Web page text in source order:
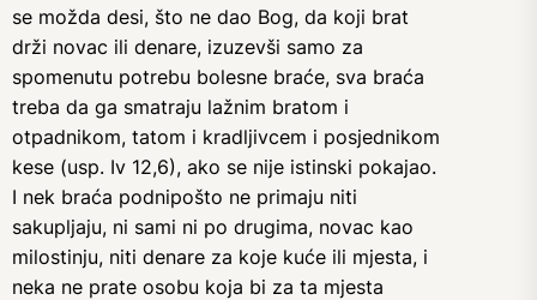
se možda desi, što ne dao Bog, da koji brat
drži novac ili denare, izuzevši samo za
spomenutu potrebu bolesne braće, sva braća
treba da ga smatraju lažnim bratom i
otpadnikom, tatom i kradljivcem i posjednikom
kese (usp. Iv 12,6), ako se nije istinski pokajao.
I nek braća podnipošto ne primaju niti
sakupljaju, ni sami ni po drugima, novac kao
milostinju, niti denare za koje kuće ili mjesta, i
neka ne prate osobu koja bi za ta mjesta